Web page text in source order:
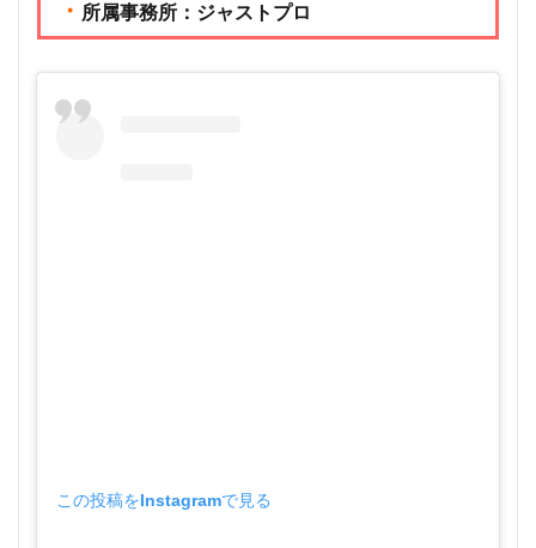
・ 所属事務所：ジャストプロ
この投稿をInstagramで見る